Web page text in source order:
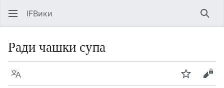
IFВики
Ради чашки супа
Язык Следить